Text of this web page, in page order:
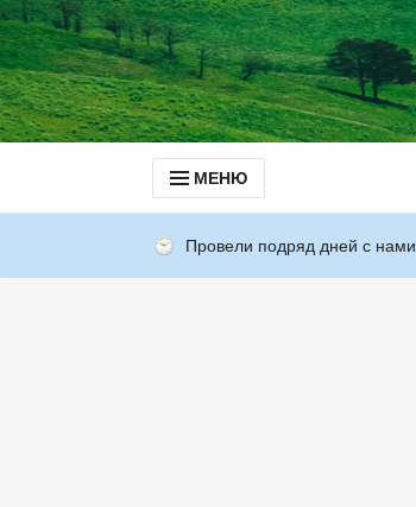
МЕНЮ
Провели подряд дней с нами